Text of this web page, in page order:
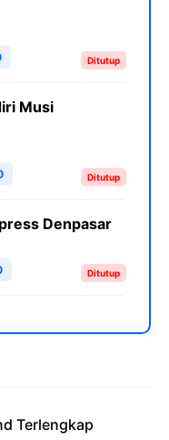
Ditutup
Musi
Ditutup
Denpasar
Ditutup
Terlengkap